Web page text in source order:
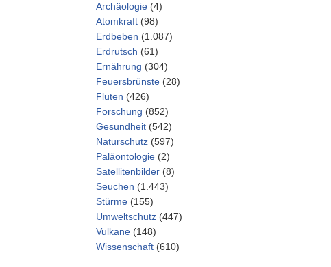
Archäologie (4)
Atomkraft (98)
Erdbeben (1.087)
Erdrutsch (61)
Ernährung (304)
Feuersbrünste (28)
Fluten (426)
Forschung (852)
Gesundheit (542)
Naturschutz (597)
Paläontologie (2)
Satellitenbilder (8)
Seuchen (1.443)
Stürme (155)
Umweltschutz (447)
Vulkane (148)
Wissenschaft (610)